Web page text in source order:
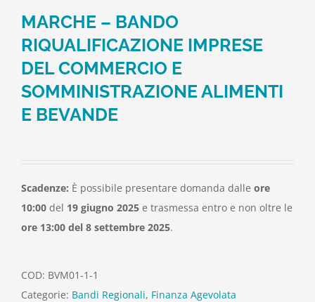
MARCHE – BANDO
RIQUALIFICAZIONE IMPRESE
DEL COMMERCIO E
SOMMINISTRAZIONE ALIMENTI
E BEVANDE
Scadenze: È possibile presentare domanda dalle ore
10:00 del 19 giugno 2025 e trasmessa entro e non oltre le
ore 13:00 del 8 settembre 2025.
COD: BVM01-1-1
Categorie: Bandi Regionali, Finanza Agevolata